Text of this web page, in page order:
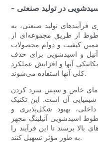
در تولید صنعتی
تولید صنعتی، به
از طریق مجموعه‌ای از
کیفیت و دوام محصولات
و اسیدشویی برای حذف
آنها و افزایش عملکرد
کلی آنها استفاده می‌شوند.
دمای خاص و سپس سرد کردن
آن است. این تکنیک
بهبود شکل‌پذیری و
اسیدشویی آنیلینگ مجهز
بالا برسند تا این فرآیند را
به طور مؤثر تسهیل کنند.